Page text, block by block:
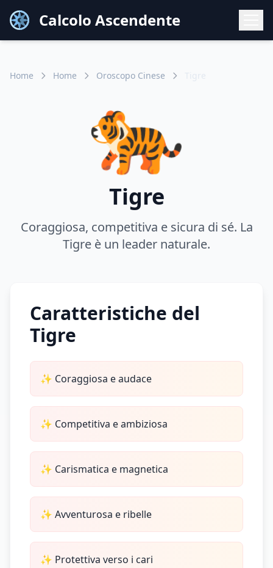
Calcolo Ascendente
Home Home Oroscopo Cinese
🐅
Tigre
Coraggiosa, competitiva e sicura di sé. La
Tigre è un leader naturale.
Caratteristiche del
Tigre
✨ Coraggiosa e audace
✨ Competitiva e ambiziosa
✨ Carismatica e magnetica
✨ Avventurosa e ribelle
✨ Protettiva verso i cari